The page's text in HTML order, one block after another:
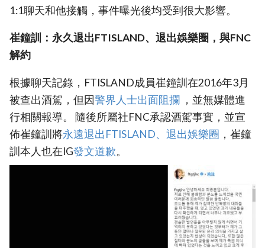
1:1聊天和他接觸，事件曝光後均受到很大影響。
崔鐘訓：永久退出FTISLAND、退出娛樂圈，與FNC
解約
根據聊天記錄，FTISLAND成員崔鐘訓在2016年3月
被查出酒駕，但因警界人士出面阻攔 ，並無媒體進
行相關報導。 隨後所屬社FNC承認酒駕事實，並宣
佈崔鐘訓將永遠退出FTISLAND、退出娛樂圈 ，崔鐘
訓本人也在IG發文道歉。